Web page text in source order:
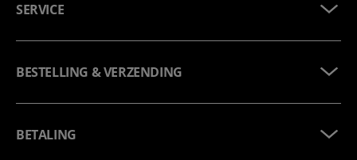
SERVICE
BESTELLING & VERZENDING
BETALING